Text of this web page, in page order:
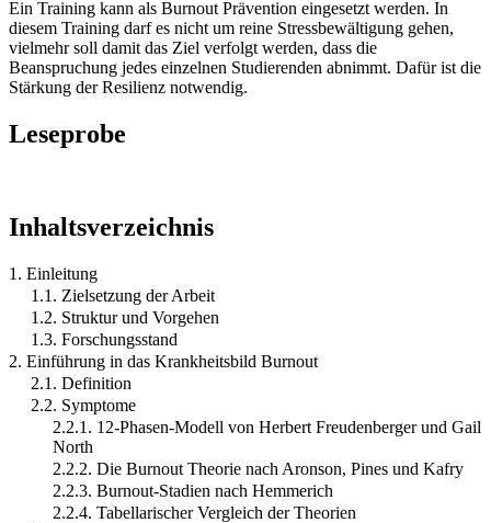
Ein Training kann als Burnout Prävention eingesetzt werden. In
diesem Training darf es nicht um reine Stressbewältigung gehen,
vielmehr soll damit das Ziel verfolgt werden, dass die
Beanspruchung jedes einzelnen Studierenden abnimmt. Dafür ist die
Stärkung der Resilienz notwendig.
Leseprobe
Inhaltsverzeichnis
1. Einleitung
1.1. Zielsetzung der Arbeit
1.2. Struktur und Vorgehen
1.3. Forschungsstand
2. Einführung in das Krankheitsbild Burnout
2.1. Definition
2.2. Symptome
2.2.1. 12-Phasen-Modell von Herbert Freudenberger und Gail
North
2.2.2. Die Burnout Theorie nach Aronson, Pines und Kafry
2.2.3. Burnout-Stadien nach Hemmerich
2.2.4. Tabellarischer Vergleich der Theorien